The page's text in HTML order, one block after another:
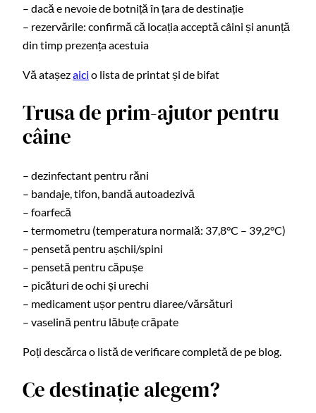
– dacă e nevoie de botniță în țara de destinație
– rezervările: confirmă că locația acceptă câini și anunță
din timp prezența acestuia
Vă atașezaici o lista de printat și de bifat
Trusa de prim-ajutor pentru
câine
– dezinfectant pentru răni
– bandaje, tifon, bandă autoadezivă
– foarfecă
– termometru (temperatura normală: 37,8°C – 39,2°C)
– pensetă pentru așchii/spini
– pensetă pentru căpușe
– picături de ochi și urechi
– medicament ușor pentru diaree/vărsături
– vaselină pentru lăbuțe crăpate
Poți descărca o listă de verificare completă de pe blog.
Ce destinație alegem?